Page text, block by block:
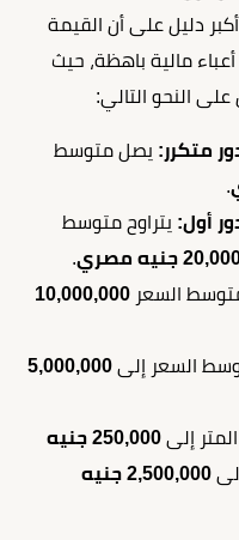
الإدارية Mall DIG R3 New Capital أكبر دليل على أن القيمة
أعباء مالية باهظة، حيث
النحو التالي:
يصل متوسط
.
يتراوح متوسط
.
السعر 10,000,000
السعر إلى 5,000,000
إلى
250,000 جنيه
2,500,000 جنيه